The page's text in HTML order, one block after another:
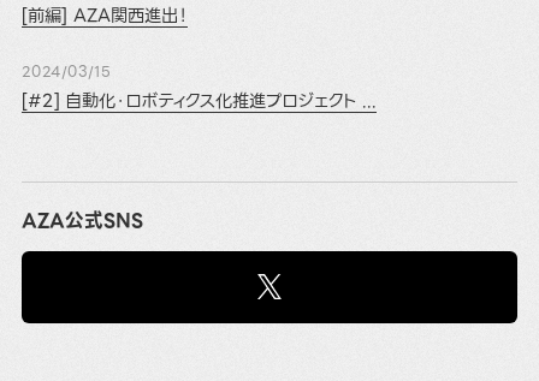
[前編] AZA関西進出！
2024/03/15
[#2] 自動化・ロボティクス化推進プロジェクト ...
AZA公式SNS